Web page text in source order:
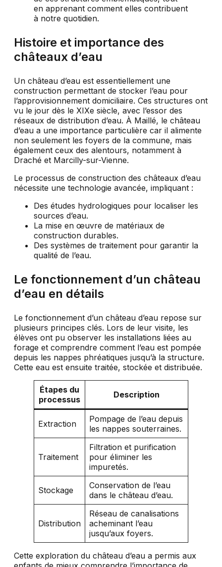
Histoire et importance des
châteaux d’eau
Un château d’eau est essentiellement une
construction permettant de stocker l’eau pour
l’approvisionnement domiciliaire. Ces structures ont
vu le jour dès le XIXe siècle, avec l’essor des
réseaux de distribution d’eau. À Maillé, le château
d’eau a une importance particulière car il alimente
non seulement les foyers de la commune, mais
également ceux des alentours, notamment à
Draché et Marcilly-sur-Vienne.
Le processus de construction des châteaux d’eau
nécessite une technologie avancée, impliquant :
Des études hydrologiques pour localiser les
sources d’eau.
La mise en œuvre de matériaux de
construction durables.
Des systèmes de traitement pour garantir la
qualité de l’eau.
Le fonctionnement d’un château
d’eau en détails
Le fonctionnement d’un château d’eau repose sur
plusieurs principes clés. Lors de leur visite, les
élèves ont pu observer les installations liées au
forage et comprendre comment l’eau est pompée
depuis les nappes phréatiques jusqu’à la structure.
Cette eau est ensuite traitée, stockée et distribuée.
Étapes du
processus
Description
Extraction
Pompage de l’eau depuis
les nappes souterraines.
Traitement
Filtration et purification
pour éliminer les
impuretés.
Stockage
Conservation de l’eau
dans le château d’eau.
Distribution
Réseau de canalisations
acheminant l’eau
jusqu’aux foyers.
Cette exploration du château d’eau a permis aux